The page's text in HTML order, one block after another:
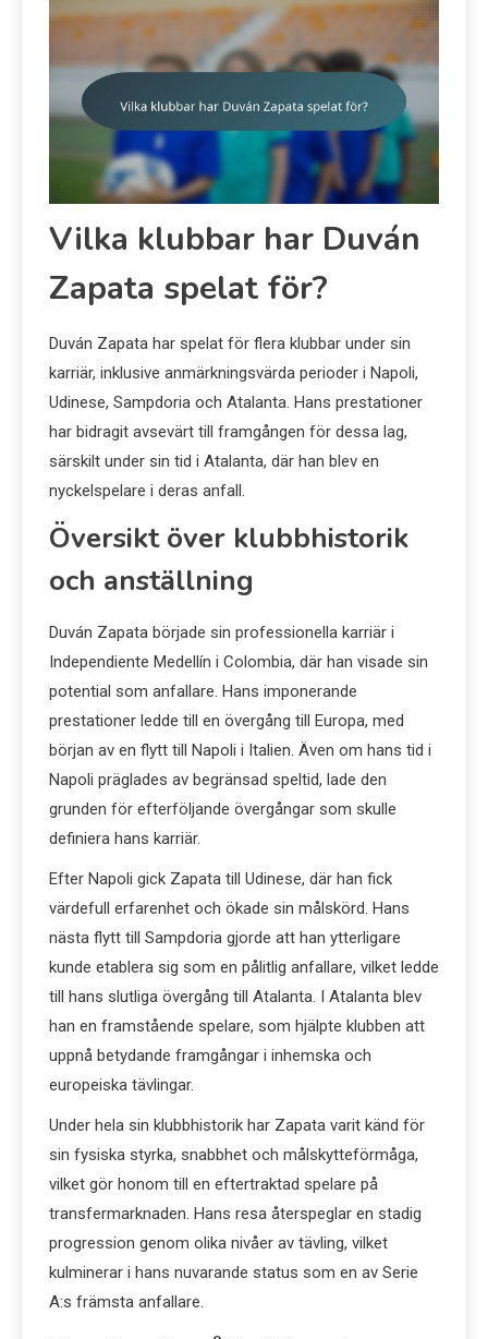
Vilka klubbar har Duván
Zapata spelat för?
Duván Zapata har spelat för flera klubbar under sin
karriär, inklusive anmärkningsvärda perioder i Napoli,
Udinese, Sampdoria och Atalanta. Hans prestationer
har bidragit avsevärt till framgången för dessa lag,
särskilt under sin tid i Atalanta, där han blev en
nyckelspelare i deras anfall.
Översikt över klubbhistorik
och anställning
Duván Zapata började sin professionella karriär i
Independiente Medellín i Colombia, där han visade sin
potential som anfallare. Hans imponerande
prestationer ledde till en övergång till Europa, med
början av en flytt till Napoli i Italien. Även om hans tid i
Napoli präglades av begränsad speltid, lade den
grunden för efterföljande övergångar som skulle
definiera hans karriär.
Efter Napoli gick Zapata till Udinese, där han fick
värdefull erfarenhet och ökade sin målskörd. Hans
nästa flytt till Sampdoria gjorde att han ytterligare
kunde etablera sig som en pålitlig anfallare, vilket ledde
till hans slutliga övergång till Atalanta. I Atalanta blev
han en framstående spelare, som hjälpte klubben att
uppnå betydande framgångar i inhemska och
europeiska tävlingar.
Under hela sin klubbhistorik har Zapata varit känd för
sin fysiska styrka, snabbhet och målskytteförmåga,
vilket gör honom till en eftertraktad spelare på
transfermarknaden. Hans resa återspeglar en stadig
progression genom olika nivåer av tävling, vilket
kulminerar i hans nuvarande status som en av Serie
A:s främsta anfallare.